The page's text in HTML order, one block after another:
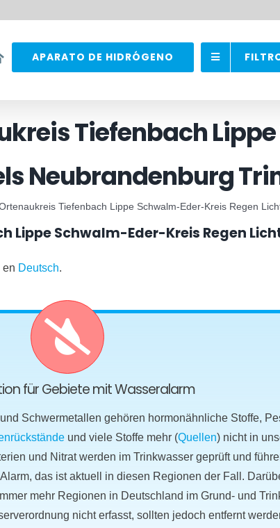
APARATO DE HIDRÓGENO
Tiefenbach
Neubrandenburg
Tiefenbach Lippe Schwalm-Eder-Kreis Regen
Lippe Schwalm-Eder-Kreis Regen
en Deutsch.
für Gebiete mit Wasseralarm
Schwermetallen gehören hormonähnliche Stoffe,
und viele Stoffe mehr (Quellen) nicht in
und Nitrat werden im Trinkwasser geprüft und
das ist aktuell in diesen Regionen der Fall.
mehr Regionen in Deutschland im Grund- und
nicht erfasst, sollten jedoch entfernt